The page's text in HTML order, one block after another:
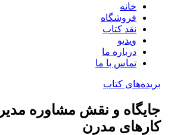
خانه
فروشگاه
نقد کتاب
ویدیو
درباره‌ ما
تماس با ما
بریده‌های کتاب
جایگاه و نقش مشاوره
کار‌های مدرن